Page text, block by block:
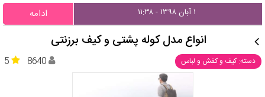
۱ آبان ۱۳۹۸ - ۱۱:۳۸ ادامه
انواع مدل کوله پشتی و کیف برزنتی
دسته: کیف و کفش و لباس 5 8640